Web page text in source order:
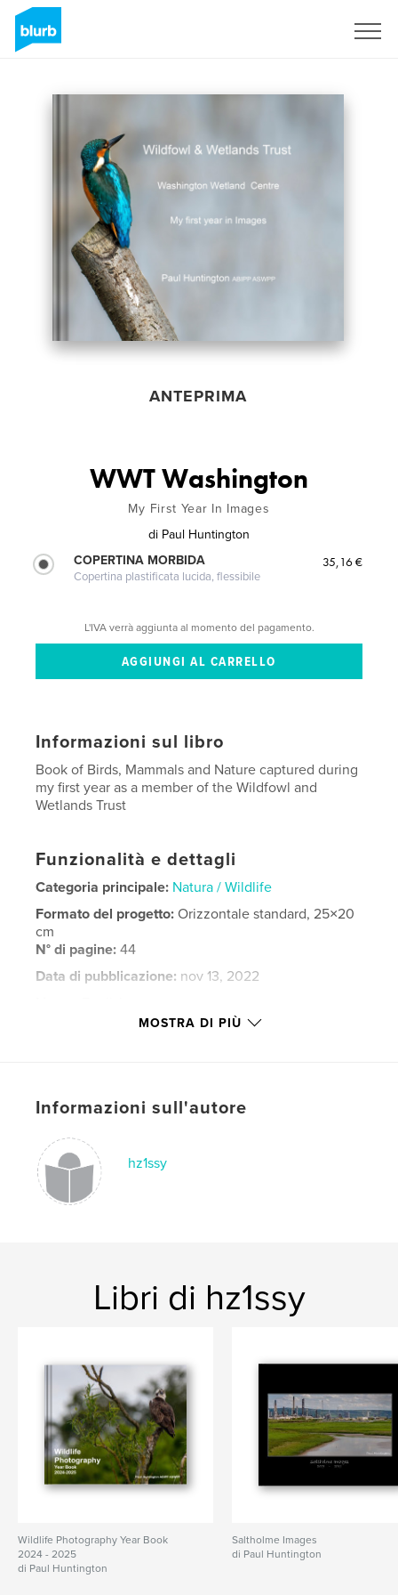
ANTEPRIMA
WWT Washington
My First Year In Images
di Paul Huntington
COPERTINA MORBIDA
Copertina plastificata lucida, flessibile
35,16 €
L'IVA verrà aggiunta al momento del pagamento.
Informazioni sul libro
Book of Birds, Mammals and Nature captured during
my first year as a member of the Wildfowl and
Wetlands Trust
Funzionalità e dettagli
Categoria principale: Natura / Wildlife
Formato del progetto:Orizzontale standard, 25×20
cm
N° di pagine:44
Data di pubblicazione: nov 13, 2022
MOSTRA DI PIÙ
Informazioni sull'autore
hz1ssy
Libri di hz1ssy
Wildlife Photography Year Book
2024 - 2025
di Paul Huntington
Saltholme Images
di Paul Huntington